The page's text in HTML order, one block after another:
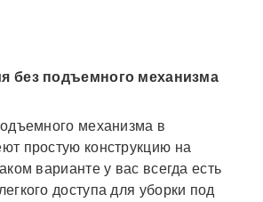
без подъемного механизма
механизма в
простую конструкцию на
варианте у вас всегда есть
доступа для уборки под